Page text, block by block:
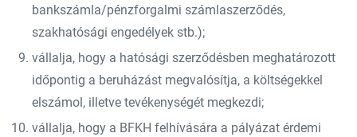
bankszámla/pénzforgalmi számlaszerződés,
szakhatósági engedélyek stb.);
vállalja, hogy a hatósági szerződésben meghatározott
időpontig a beruházást megvalósítja, a költségekkel
elszámol, illetve tevékenységét megkezdi;
vállalja, hogy a BFKH felhívására a pályázat érdemi